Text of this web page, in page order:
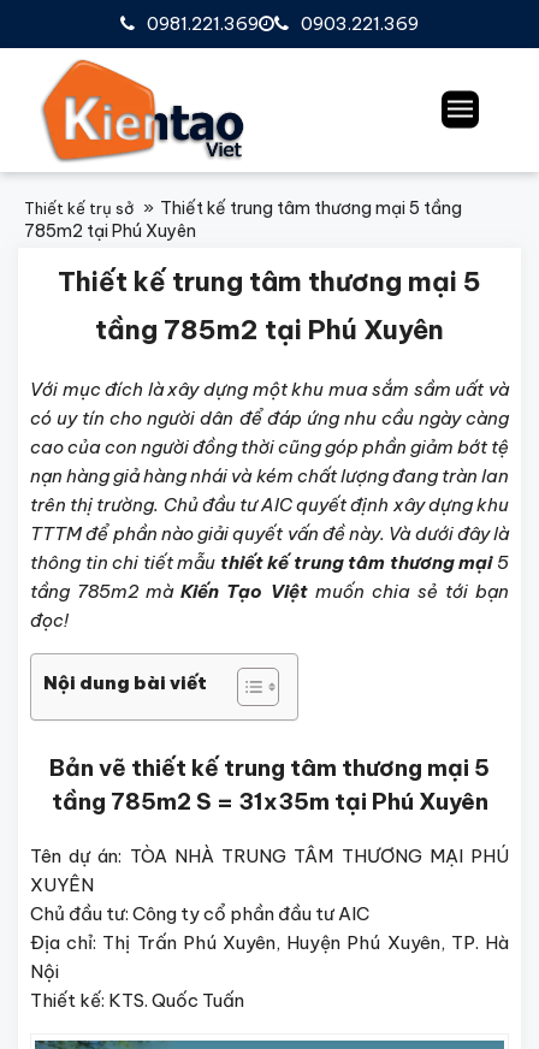
0903.221.369
0981.221.369
Thiết kế trụ sở
Thiết kế trung tâm thương mại 5 tầng
785m2 tại Phú Xuyên
Thiết kế trung tâm thương mại 5
tầng 785m2 tại Phú Xuyên
Với mục đích là xây dựng một khu mua sắm sầm uất và
có uy tín cho người dân để đáp ứng nhu cầu ngày càng
cao của con người đồng thời cũng góp phần giảm bớt tệ
nạn hàng giả hàng nhái và kém chất lượng đang tràn lan
trên thị trường. Chủ đầu tư AIC quyết định xây dựng khu
TTTM để phần nào giải quyết vấn đề này. Và dưới đây là
thông tin chi tiết mẫu thiết kế trung tâm thương mại5
tầng 785m2 màKiến Tạo Việtmuốn chia sẻ tới bạn
đọc!
Nội dung bài viết
Bản vẽ thiết kế trung tâm thương mại 5
tầng 785m2 S = 31x35m tại Phú Xuyên
Tên dự án: TÒA NHÀ TRUNG TÂM THƯƠNG MẠI PHÚ
XUYÊN
Chủ đầu tư: Công ty cổ phần đầu tư AIC
Địa chỉ: Thị Trấn Phú Xuyên, Huyện Phú Xuyên, TP. Hà
Nội
Thiết kế: KTS. Quốc Tuấn